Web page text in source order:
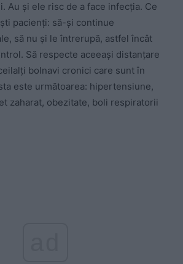
Au și ele risc de a face infecția. Ce
pacienți: să-și continue
să nu și le întrerupă, astfel încât
Să respecte aceeași distanțare
bolnavi cronici care sunt în
este următoarea: hipertensiune,
zaharat, obezitate, boli respiratorii